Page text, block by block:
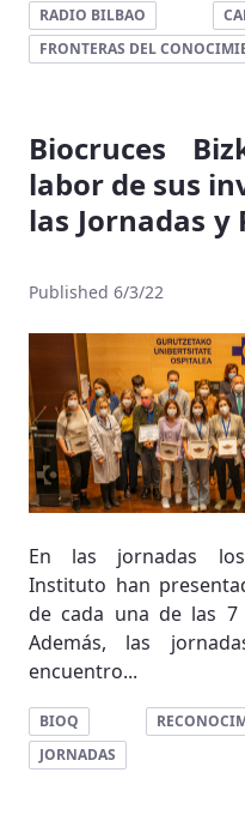
RADIO BILBAO
FRONTERAS DEL
Biocruces
labor de sus
las Jornadas y
Published 6/3/22
En las jornadas
Instituto han
de cada una de las 7
Además, las
encuentro...
BIOQ
JORNADAS